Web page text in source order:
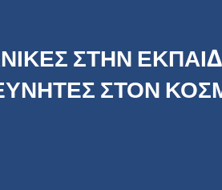
ΣΤΗΝ
ΣΤΟΝ